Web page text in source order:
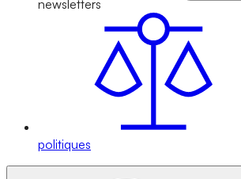
newsletters
politiques